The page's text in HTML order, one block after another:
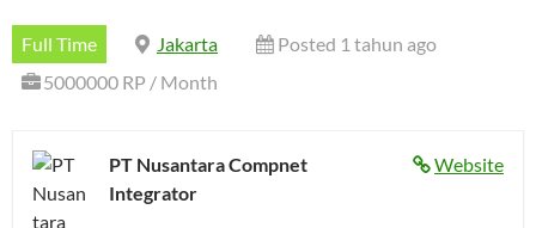
Full Time Jakarta
Posted 1 tahun ago
5000000 RP / Month
Website
PT Nusantara Compnet
Integrator